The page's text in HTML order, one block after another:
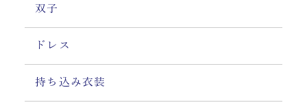
双子
ドレス
持ち込み衣装